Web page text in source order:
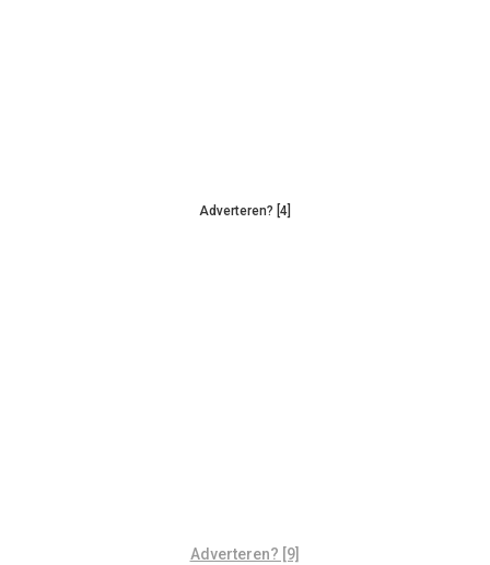
Adverteren? [4]
Adverteren? [9]